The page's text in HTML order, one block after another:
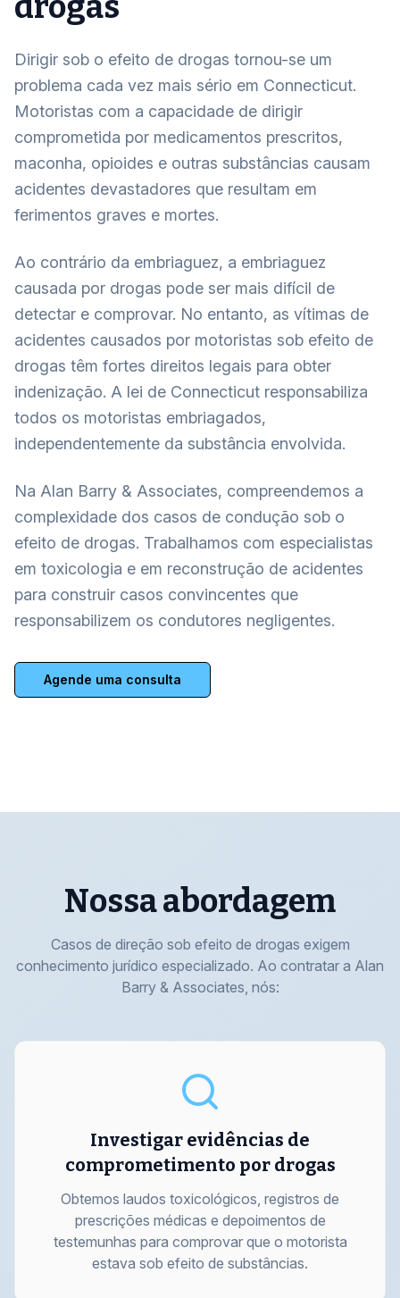
Dirigir sob o efeito de drogas tornou-se um
problema cada vez mais sério em Connecticut.
Motoristas com a capacidade de dirigir
comprometida por medicamentos prescritos,
maconha, opioides e outras substâncias causam
acidentes devastadores que resultam em
ferimentos graves e mortes.
Ao contrário da embriaguez, a embriaguez
causada por drogas pode ser mais difícil de
detectar e comprovar. No entanto, as vítimas de
acidentes causados por motoristas sob efeito de
drogas têm fortes direitos legais para obter
indenização. A lei de Connecticut responsabiliza
todos os motoristas embriagados,
independentemente da substância envolvida.
Na Alan Barry & Associates, compreendemos a
complexidade dos casos de condução sob o
efeito de drogas. Trabalhamos com especialistas
em toxicologia e em reconstrução de acidentes
para construir casos convincentes que
responsabilizem os condutores negligentes.
Agende uma consulta
Nossa abordagem
Casos de direção sob efeito de drogas exigem
conhecimento jurídico especializado. Ao contratar a Alan
Barry & Associates, nós:
Investigar evidências de
comprometimento por drogas
Obtemos laudos toxicológicos, registros de
prescrições médicas e depoimentos de
testemunhas para comprovar que o motorista
estava sob efeito de substâncias.